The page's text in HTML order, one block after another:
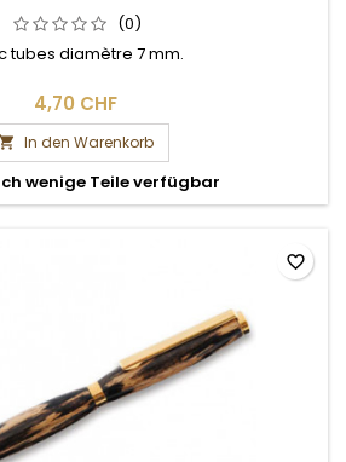
(0)
tubes diamètre 7 mm.
4,70 CHF
In den Warenkorb
wenige Teile verfügbar
favorite_border